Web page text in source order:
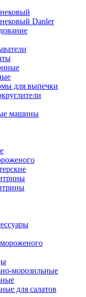
Danler
для выпечки
машины
морозильные
для салатов